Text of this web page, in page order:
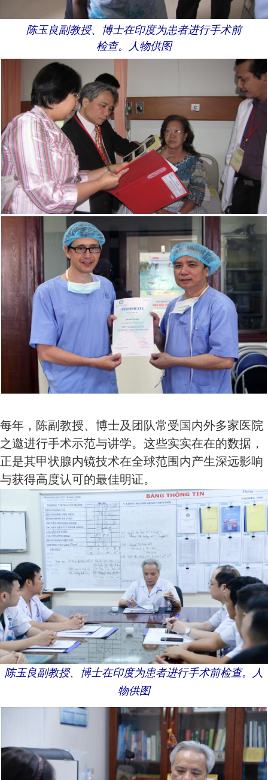
陈玉良副教授、博士在印度为患者进行手术前
检查。人物供图
每年，陈副教授、博士及团队常受国内外多家医院
之邀进行手术示范与讲学。这些实实在在的数据，
正是其甲状腺内镜技术在全球范围内产生深远影响
与获得高度认可的最佳明证。
陈玉良副教授、博士在印度为患者进行手术前检查。人
物供图